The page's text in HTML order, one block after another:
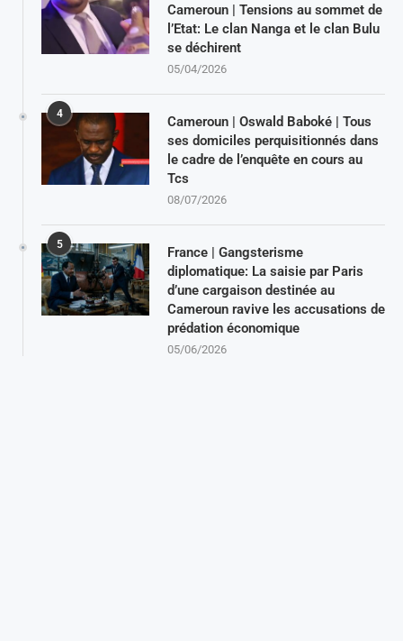
Cameroun | Tensions au sommet de
l’Etat: Le clan Nanga et le clan Bulu
se déchirent
05/04/2026
4
Cameroun | Oswald Baboké | Tous
ses domiciles perquisitionnés dans
le cadre de l’enquête en cours au
Tcs
08/07/2026
5
France | Gangsterisme
diplomatique: La saisie par Paris
d’une cargaison destinée au
Cameroun ravive les accusations de
prédation économique
05/06/2026